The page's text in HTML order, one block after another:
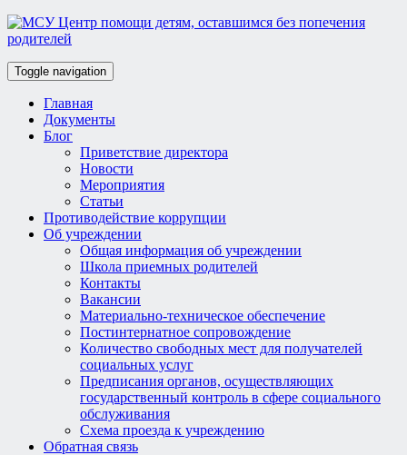
Toggle navigation
Главная
Документы
Блог
Приветствие директора
Новости
Мероприятия
Статьи
Противодействие коррупции
Об учреждении
Общая информация об учреждении
Школа приемных родителей
Контакты
Вакансии
Материально-техническое обеспечение
Постинтернатное сопровождение
Количество свободных мест для получателей
социальных услуг
Предписания органов, осуществляющих
государственный контроль в сфере социального
обслуживания
Схема проезда к учреждению
Обратная связь